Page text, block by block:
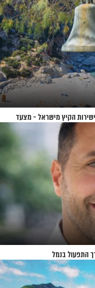
ישירות הקיץ מישראל - מצעד
התפעול בנמל